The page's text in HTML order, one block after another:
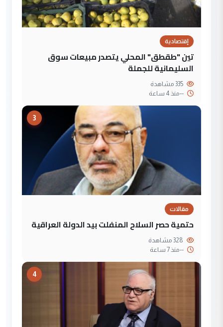
إقتصادية
تين "طقطق" المحلي يتصدر مبيعات سوق
السليمانية للجملة
--منذ 4 ساعة
3
مقالات
حتمية حصر السلاح المنفلت بيد الدولة العراقية
--منذ 7 ساعة
4